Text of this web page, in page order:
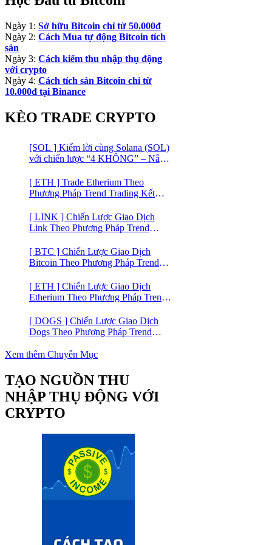
Ngày 1: Sở hữu Bitcoin chỉ từ 50.000đ
Ngày 2: Cách Mua tự động Bitcoin tích
sản
Ngày 3: Cách kiếm thu nhập thụ động
với crypto
Ngày 4: Cách tích sản Bitcoin chỉ từ
10.000đ tại Binance
KÈO TRADE CRYPTO
[SOL ] Kiếm lời cùng Solana (SOL)
với chiến lược “4 KHÔNG” – Nắm
lý
[ ETH ] Trade Etherium Theo
Phương Pháp Trend Trading Kết
[ LINK ] Chiến Lược Giao Dịch
Link Theo Phương Pháp Trend
[ BTC ] Chiến Lược Giao Dịch
Bitcoin Theo Phương Pháp Trend
[ ETH ] Chiến Lược Giao Dịch
Etherium Theo Phương Pháp Trend
[ DOGS ] Chiến Lược Giao Dịch
Dogs Theo Phương Pháp Trend
Yết trên Binance
Xem thêm Chuyên Mục
TẠO NGUỒN THU
NHẬP THỤ ĐỘNG VỚI
CRYPTO